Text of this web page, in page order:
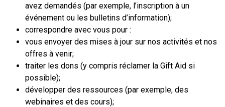
avez demandés (par exemple, l’inscription à un
événement ou les bulletins d’information);
correspondre avec vous pour :
vous envoyer des mises à jour sur nos activités et nos
offres à venir;
traiter les dons (y compris réclamer la Gift Aid si
possible);
développer des ressources (par exemple, des
webinaires et des cours);